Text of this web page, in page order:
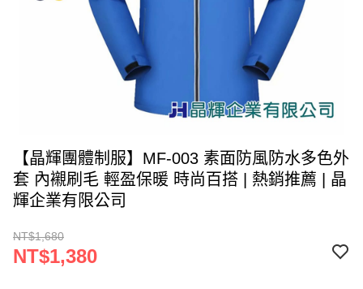
【晶輝團體制服】MF-003 素面防風防水多色外
套 內襯刷毛 輕盈保暖 時尚百搭 | 熱銷推薦 | 晶
輝企業有限公司
NT$1,680
NT$1,380